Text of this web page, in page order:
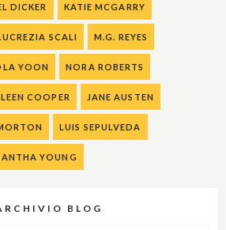
DICKER KATIE MCGARRY
SCALI M.G. REYES
YOON NORA ROBERTS
COOPER JANE AUSTEN
LUIS SEPULVEDA
YOUNG
BLOG